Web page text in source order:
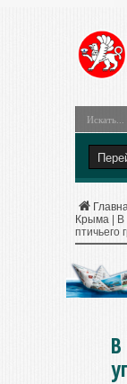
Крыма
В
птичьего